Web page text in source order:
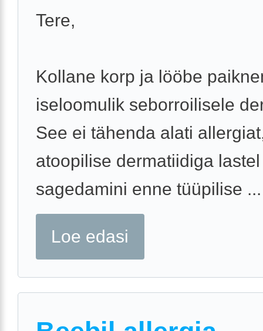
Tere,
Kollane korp ja lööbe
iseloomulik seborroilisele
See ei tähenda alati
atoopilise dermatiidiga
sagedamini enne tüüpilise ...
Loe edasi